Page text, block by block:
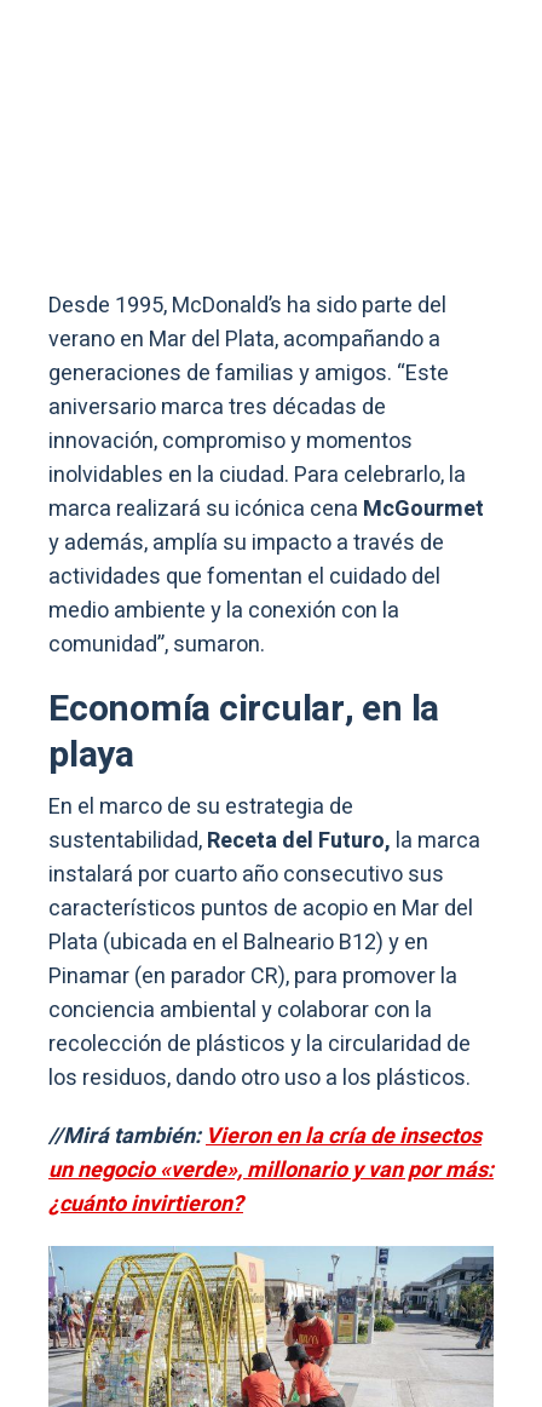
Desde 1995, McDonald’s ha sido parte del
verano en Mar del Plata, acompañando a
generaciones de familias y amigos. “Este
aniversario marca tres décadas de
innovación, compromiso y momentos
inolvidables en la ciudad. Para celebrarlo, la
marca realizará su icónica cena McGourmet
y además, amplía su impacto a través de
actividades que fomentan el cuidado del
medio ambiente y la conexión con la
comunidad”, sumaron.
Economía circular, en la
playa
En el marco de su estrategia de
sustentabilidad,Receta del Futuro, la marca
instalará por cuarto año consecutivo sus
característicos puntos de acopio en Mar del
Plata (ubicada en el Balneario B12) y en
Pinamar (en parador CR), para promover la
conciencia ambiental y colaborar con la
recolección de plásticos y la circularidad de
los residuos, dando otro uso a los plásticos.
//Mirá también:Vieron en la cría de insectos
un negocio «verde», millonario y van por más:
¿cuánto invirtieron?